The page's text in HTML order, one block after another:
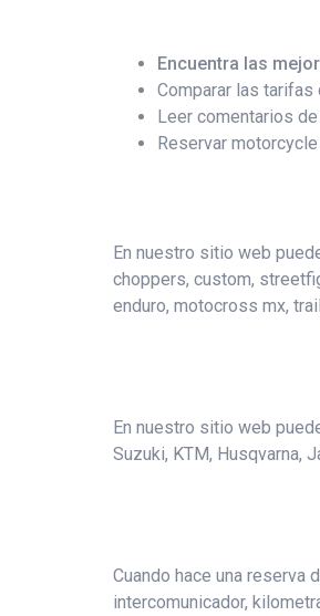
Encuentra las
Comparar las
Leer comentarios
Reservar
En nuestro sitio web
choppers, custom,
enduro, motocross mx,
En nuestro sitio web
Suzuki, KTM, Husqvarna,
Cuando hace una
intercomunicador,